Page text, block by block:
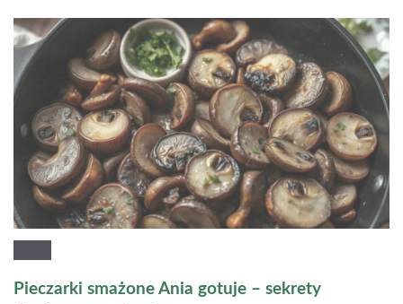
Pieczarki smażone Ania gotuje – sekrety